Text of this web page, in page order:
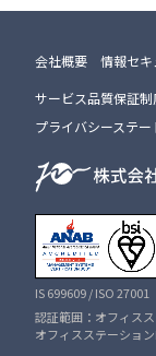
会社概要
情報セ
サービス品質保証制
プライバシーステー
IS 699609 / ISO 27001
認証範囲：オフィスス
オフィスステーショ